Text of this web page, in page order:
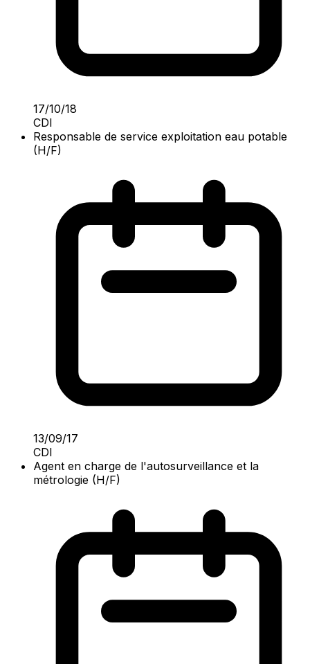
17/10/18
CDI
Responsable de service exploitation eau potable
(H/F)
13/09/17
CDI
Agent en charge de l'autosurveillance et la
métrologie (H/F)